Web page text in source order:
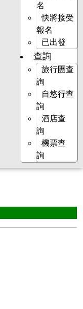
名
快將接受
報名
已出發
查詢
旅行團查
詢
自悠行查
詢
酒店查
詢
機票查
詢